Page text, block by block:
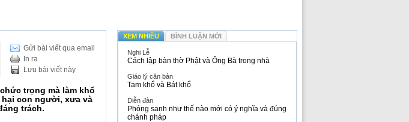
Gửi bài viết qua email
In ra
Lưu bài viết này
trọng mà làm khổ
con người, xưa và
trách.
XEM NHIỀU BÌNH LUẬN MỚI
Nghi Lễ
Cách lập bàn thờ Phật và Ông Bà trong nhà
Giáo lý căn bản
Tam khổ và Bát khổ
Diễn đàn
Phóng sanh như thế nào mới có ý nghĩa và đúng
chánh pháp